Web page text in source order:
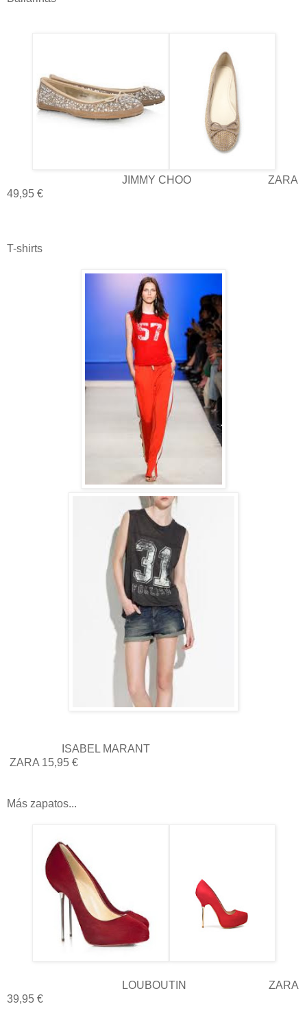
JIMMY CHOO ZARA
49,95 €
T-shirts
ISABEL MARANT
ZARA 15,95 €
Más zapatos...
LOUBOUTIN ZARA
39,95 €